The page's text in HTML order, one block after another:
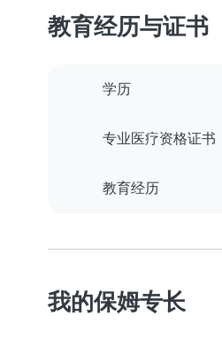
教育经历与证书
学历
专业医疗资格证书
教育经历
我的保姆专长